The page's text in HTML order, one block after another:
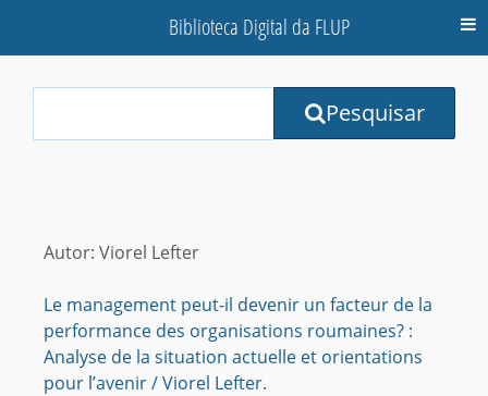
Biblioteca Digital da FLUP
Terms:
Pesquisar
Autor: Viorel Lefter
Le management peut-il devenir un facteur de la
performance des organisations roumaines? :
Analyse de la situation actuelle et orientations
pour l’avenir / Viorel Lefter.